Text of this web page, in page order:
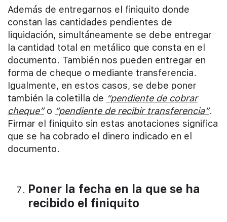
Además de entregarnos el finiquito donde
constan las cantidades pendientes de
liquidación, simultáneamente se debe entregar
la cantidad total en metálico que consta en el
documento. También nos pueden entregar en
forma de cheque o mediante transferencia.
Igualmente, en estos casos, se debe poner
también la coletilla de “pendiente de cobrar
cheque”o “pendiente de recibir transferencia”.
Firmar el finiquito sin estas anotaciones significa
que se ha cobrado el dinero indicado en el
documento.
Poner la fecha en la que se ha
recibido el finiquito